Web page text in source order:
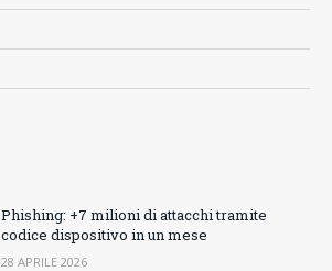
Phishing: +7 milioni di attacchi tramite
codice dispositivo in un mese
28 APRILE 2026